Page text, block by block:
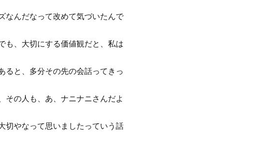
なんだなって改めて気づいたんで
も、大切にする価値観だと、私は
ると、多分その先の会話ってきっ
その人も、あ、ナニナニさんだよ
切やなって思いましたっていう話